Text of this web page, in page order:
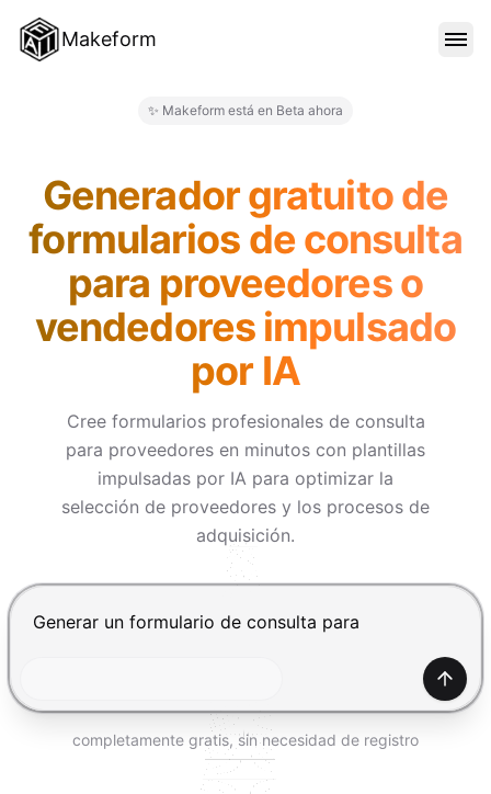
Makeform
BLOG
PRECIOS
INICIAR SESIÓN
PROBAR GRATIS
✨ Makeform está en Beta ahora
Generador gratuito de
formularios de consulta
para proveedores o
vendedores impulsado
por IA
Cree formularios profesionales de consulta
para proveedores en minutos con plantillas
impulsadas por IA para optimizar la
selección de proveedores y los procesos de
adquisición.
Presiona Enter para enviar, Shift+Enter para añadir
completamente gratis, sin necesidad de registro